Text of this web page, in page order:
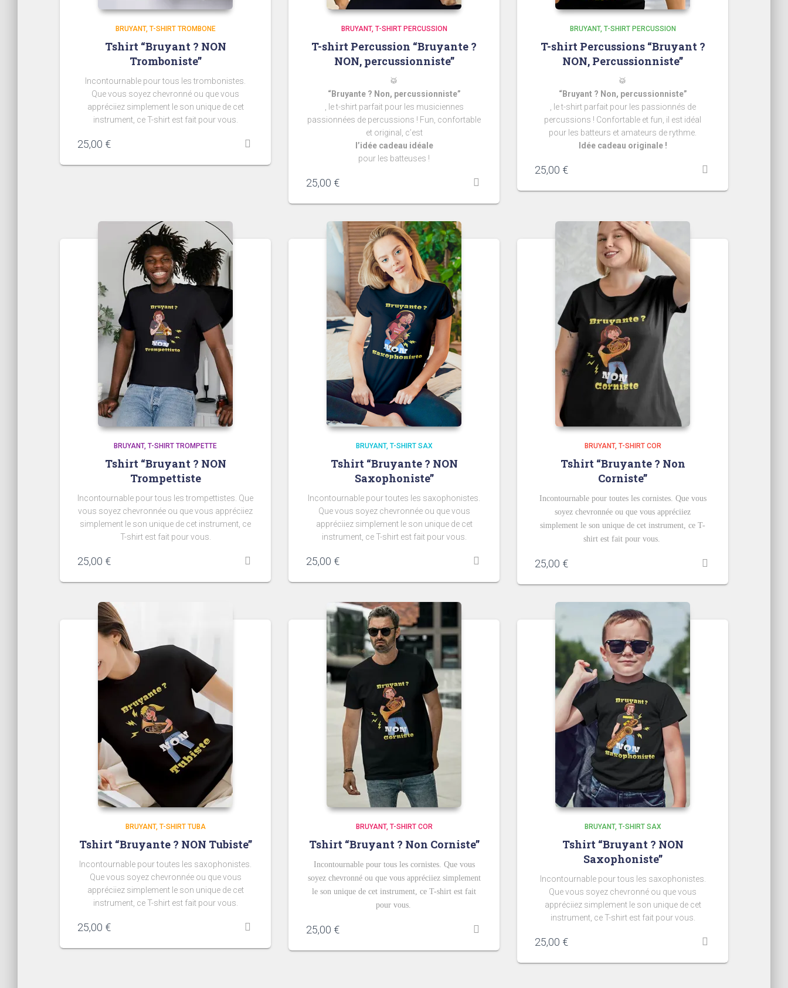
BRUYANT T-SHIRT TROMBONE
Tshirt “Bruyant ? NON
Tromboniste”
Incontournable pour tous les trombonistes.
Que vous soyez chevronné ou que vous
appréciiez simplement le son unique de cet
instrument, ce T-shirt est fait pour vous.
25,00 €
BRUYANT T-SHIRT PERCUSSION
T-shirt Percussion “Bruyante ?
NON, percussionniste”
🥁
“Bruyante ? Non, percussionniste”
, le t-shirt parfait pour les musiciennes
passionnées de percussions ! Fun, confortable
et original, c’est
l’idée cadeau idéale
pour les batteuses !
25,00 €
BRUYANT T-SHIRT PERCUSSION
T-shirt Percussions “Bruyant ?
NON, Percussionniste”
🥁
“Bruyant ? Non, percussionniste”
, le t-shirt parfait pour les passionnés de
percussions ! Confortable et fun, il est idéal
pour les batteurs et amateurs de rythme.
Idée cadeau originale !
25,00 €
BRUYANT T-SHIRT TROMPETTE
Tshirt “Bruyant ? NON
Trompettiste
Incontournable pour tous les trompettistes. Que
vous soyez chevronnée ou que vous appréciiez
simplement le son unique de cet instrument, ce
T-shirt est fait pour vous.
25,00 €
BRUYANT T-SHIRT SAX
Tshirt “Bruyante ? NON
Saxophoniste”
Incontournable pour toutes les saxophonistes.
Que vous soyez chevronnée ou que vous
appréciiez simplement le son unique de cet
instrument, ce T-shirt est fait pour vous.
25,00 €
BRUYANT T-SHIRT COR
Tshirt “Bruyante ? Non
Corniste”
Incontournable pour toutes les cornistes. Que vous
soyez chevronnée ou que vous appréciiez
simplement le son unique de cet instrument, ce T-
shirt est fait pour vous.
25,00 €
BRUYANT T-SHIRT TUBA
Tshirt “Bruyante ? NON Tubiste”
Incontournable pour toutes les saxophonistes.
Que vous soyez chevronnée ou que vous
appréciiez simplement le son unique de cet
instrument, ce T-shirt est fait pour vous.
25,00 €
BRUYANT T-SHIRT COR
Tshirt “Bruyant ? Non Corniste”
Incontournable pour tous les cornistes. Que vous
soyez chevronné ou que vous appréciiez simplement
le son unique de cet instrument, ce T-shirt est fait
pour vous.
25,00 €
BRUYANT T-SHIRT SAX
Tshirt “Bruyant ? NON
Saxophoniste”
Incontournable pour tous les saxophonistes.
Que vous soyez chevronné ou que vous
appréciiez simplement le son unique de cet
instrument, ce T-shirt est fait pour vous.
25,00 €